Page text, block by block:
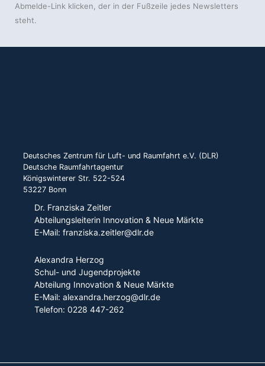
Abmelde-Link klicken, der in der Fußzeile jedes Newsletters
steht.
Deutsches Zentrum für Luft- und Raumfahrt e.V. (DLR)
Deutsche Raumfahrtagentur
Königswinterer Str. 522-524
53227 Bonn
Dr. Franziska Zeitler
Abteilungsleiterin Innovation & Neue Märkte
E-Mail: franziska.zeitler@dlr.de
Alexandra Herzog
Schul- und Jugendprojekte
Abteilung Innovation & Neue Märkte
E-Mail: alexandra.herzog@dlr.de
Telefon: 0228 447-262